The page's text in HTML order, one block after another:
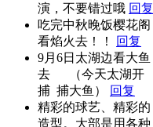
演，不要错过哦 回复
吃完中秋晚饭樱花阁
看焰火去！！
回复
9月6日太湖边看大鱼
去 （今天太湖开
捕 捕大鱼）
回复
精彩的球艺、精彩的
造型。大部是用各种